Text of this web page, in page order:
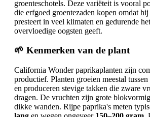
groenteschotels. Deze variëteit is vooral
die erfgoed groentezaden kopen omdat
presteert in veel klimaten en gedurende
overvloedige oogsten geeft.
🌱 Kenmerken van de plant
California Wonder paprikaplanten zijn
productief. Planten groeien meestal tussen
en produceren stevige takken die zware
dragen. De vruchten zijn grote
dikke wanden. Rijpe paprika's meten